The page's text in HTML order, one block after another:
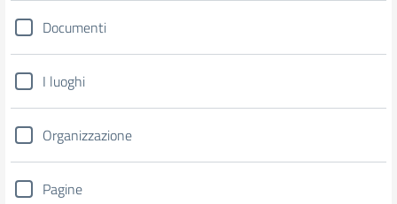
Documenti
I luoghi
Organizzazione
Pagine